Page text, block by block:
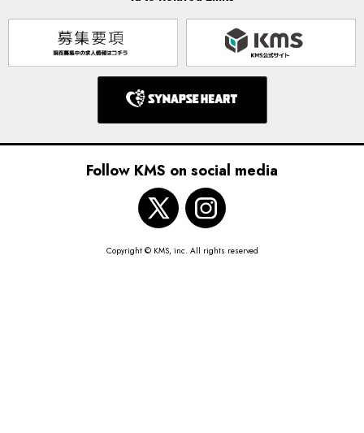
デジタルコミック
マーケティング
インタビュー
Follow KMS on social media
Copyright © KMS, inc. All rights reserved